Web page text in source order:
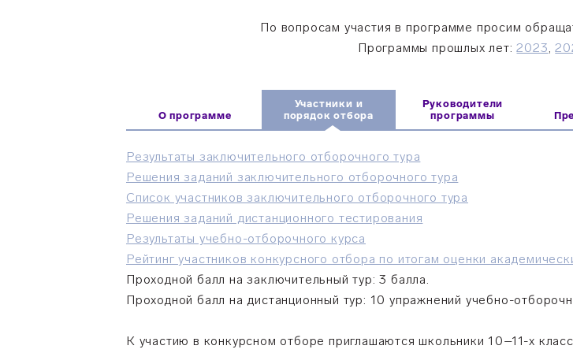
По вопросам участия в программе просим
Программы прошлых лет:2023,
О программе
Участники и
порядок отбора
Руководители
программы
Результаты заключительного отборочного тура
Решения заданий заключительного отборочного тура
Список участников заключительного отборочного тура
Решения заданий дистанционного тестирования
Результаты учебно-отборочного курса
Рейтинг участников конкурсного отбора по итогам оценки
Проходной балл на заключительный тур: 3 балла.
Проходной балл на дистанционный тур: 10 упражнений учебно-
К участию в конкурсном отборе приглашаются школьники 10–11-х